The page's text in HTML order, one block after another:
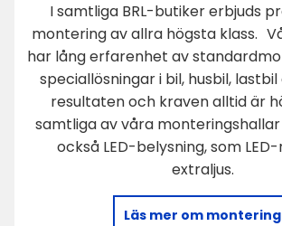
I samtliga BRL-butiker erbjuds
montering av allra högsta klass.
har lång erfarenhet av
speciallösningar i bil, husbil,
resultaten och kraven alltid är
samtliga av våra
också LED-belysning, som
extraljus.
Läs mer om montering